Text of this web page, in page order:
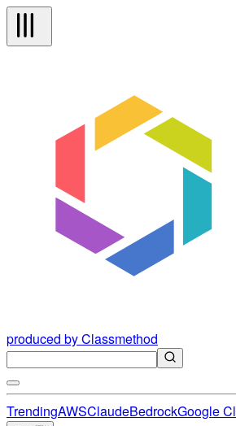
produced by Classmethod
TrendingAWSClaudeBedrockGoogle